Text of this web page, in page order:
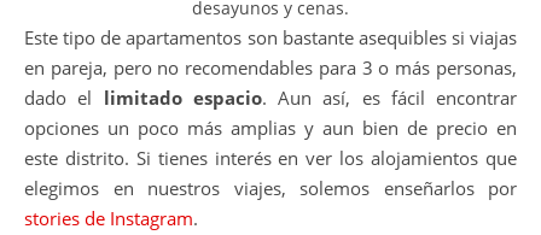
desayunos y cenas.
Este tipo de apartamentos son bastante asequibles si viajas
en pareja, pero no recomendables para 3 o más personas,
dado el limitado espacio. Aun así, es fácil encontrar
opciones un poco más amplias y aun bien de precio en
este distrito. Si tienes interés en ver los alojamientos que
elegimos en nuestros viajes, solemos enseñarlos por
stories de Instagram.